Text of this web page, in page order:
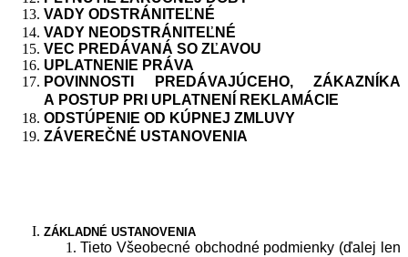
VADY ODSTRÁ NITEĽN É
VADY NEODSTRÁ NITEĽN É
VEC PREDÁVANÁ SO ZĽAVOU
UPLATNENIE PRÁVA
POVINNOSTI
PREDÁVAJÚCEHO, ZÁ KAZN ÍKA
A POSTUP PRI UPLATNEN REKLAMÁCIE
ODSTÚ PENIE OD KÚ PNEJ ZMLUVY
ZÁVEREČN É USTANOVENIA
ZÁKLADN É USTANOVENIA
Tieto Všeobecné obchodné podmienky (ďalej len